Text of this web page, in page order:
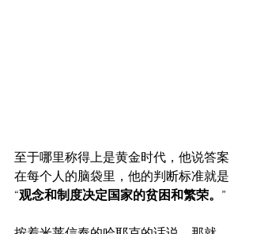
至于哪里称得上是黄金时代，他说答案
在每个人的脑袋里，他的判断标准就是
“观念和制度决定国家的贫困和繁荣。”